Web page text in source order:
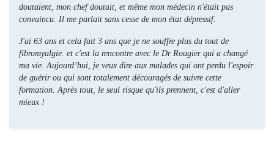
doutaient, mon chef doutait, et même mon médecin n'était pas
convaincu. Il me parlait sans cesse de mon état dépressif.
J'ai 63 ans et cela fait 3 ans que je ne souffre plus du tout de
fibromyalgie. et c'est la rencontre avec le Dr Rougier qui a changé
ma vie. Aujourd’hui, je veux dire aux malades qui ont perdu l'espoir
de guérir ou qui sont totalement découragés de suivre cette
formation. Après tout, le seul risque qu'ils prennent, c'est d'aller
mieux !